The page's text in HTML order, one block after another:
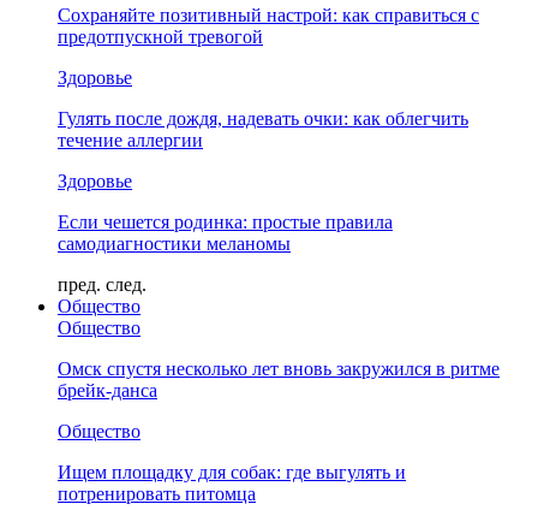
Сохраняйте позитивный настрой: как справиться с
предотпускной тревогой
Здоровье
Гулять после дождя, надевать очки: как облегчить
течение аллергии
Здоровье
Если чешется родинка: простые правила
самодиагностики меланомы
пред. след.
Общество
Общество
Омск спустя несколько лет вновь закружился в ритме
брейк-данса
Общество
Ищем площадку для собак: где выгулять и
потренировать питомца